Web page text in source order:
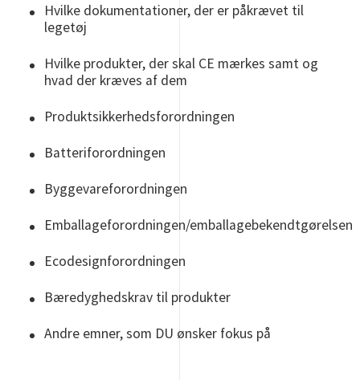
Hvilke dokumentationer, der er påkrævet til
legetøj
Hvilke produkter, der skal CE mærkes samt og
hvad der kræves af dem
Produktsikkerhedsforordningen
Batteriforordningen
Byggevareforordningen
Emballageforordningen/emballagebekendtgørelsen
Ecodesignforordningen
Bæredyghedskrav til produkter
Andre emner, som DU ønsker fokus på